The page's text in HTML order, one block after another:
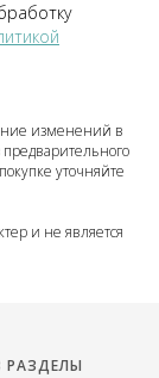
изменений в
уточняйте
и не является
РАЗДЕЛЫ